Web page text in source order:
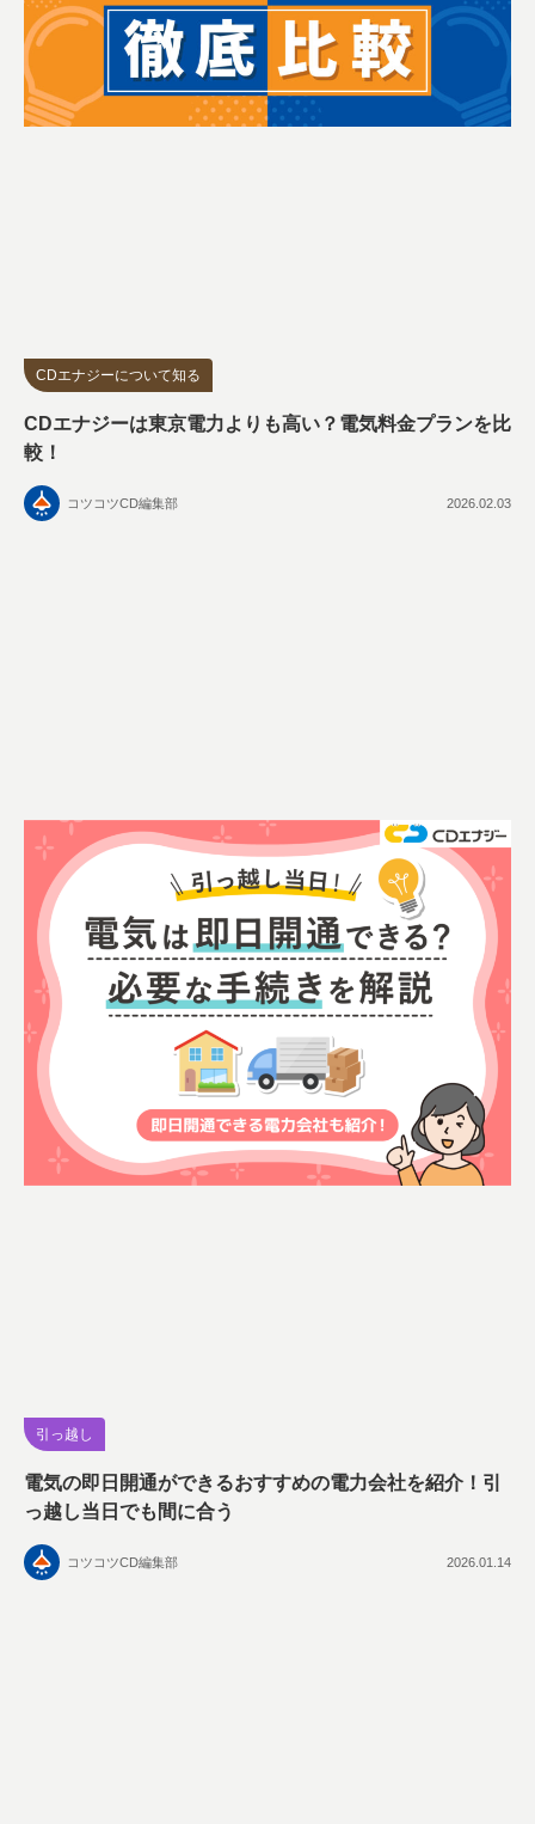
CDエナジーについて知る
CDエナジーは東京電力よりも高い？電気料金プランを比
較！
コツコツCD編集部 2026.02.03
引っ越し
電気の即日開通ができるおすすめの電力会社を紹介！引
っ越し当日でも間に合う
コツコツCD編集部 2026.01.14